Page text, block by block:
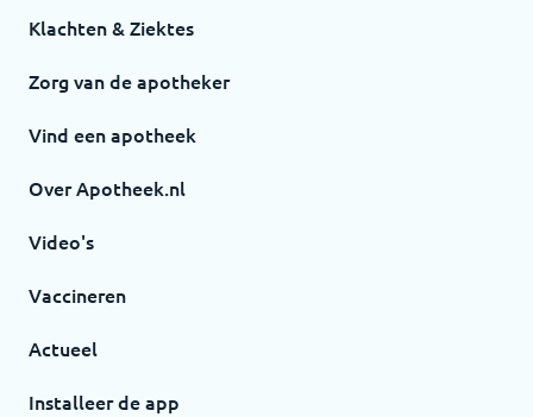
Klachten & Ziektes
Zorg van de apotheker
Vind een apotheek
Over Apotheek.nl
Video's
Vaccineren
Actueel
Installeer de app